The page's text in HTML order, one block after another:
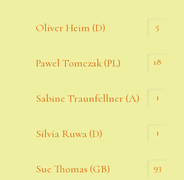
Oliver Heim (D) 5
Pawel Tomczak (PL) 18
Sabine Traunfellner (A) 1
Silvia Ruwa (D) 1
Sue Thomas (GB) 93